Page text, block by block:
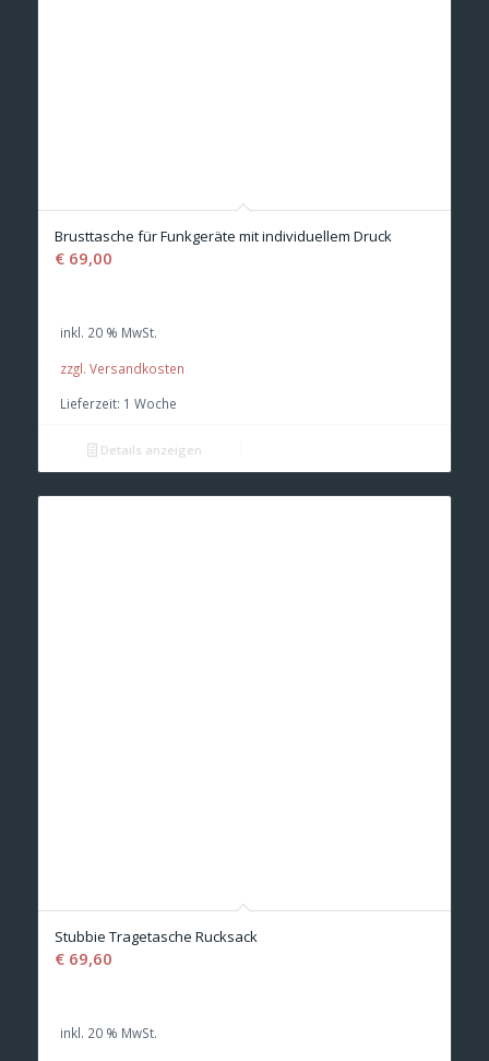
Brusttasche für Funkgeräte mit individuellem Druck
€69,00
inkl. 20 % MwSt.
zzgl. Versandkosten
Lieferzeit: 1 Woche
Details anzeigen
Stubbie Tragetasche Rucksack
€69,60
inkl. 20 % MwSt.